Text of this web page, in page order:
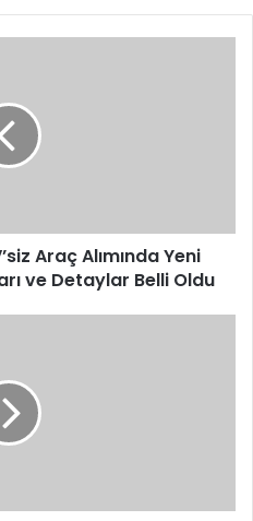
Araç Alımında Yeni
ve Detaylar Belli Oldu